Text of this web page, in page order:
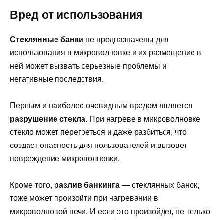
Вред от использования
Стеклянные банки не предназначены для
использования в микроволновке и их размещение в
ней может вызвать серьезные проблемы и
негативные последствия.
Первым и наиболее очевидным вредом является
разрушение стекла. При нагреве в микроволновке
стекло может перегреться и даже разбиться, что
создаст опасность для пользователей и вызовет
повреждение микроволновки.
Кроме того, разлив банкинга — стеклянных банок,
тоже может произойти при нагревании в
микроволновой печи. И если это произойдет, не только